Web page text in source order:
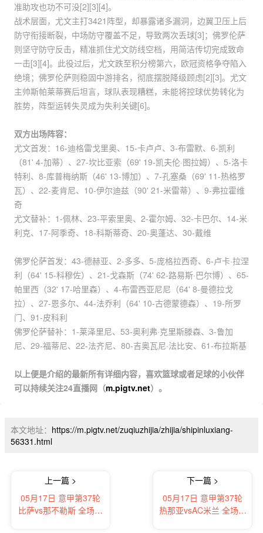
准助攻也功不可没[2][3][4]。
战术层面，尤文主打3421阵型，却暴露诸多漏洞，边翼卫压上后
防守衔接断裂，中场防守覆盖不足，导致两次丢球[3]；佛罗伦萨
则坚守防守反击，精准抓住尤文防线空档，用简洁传切完成致命
一击[3][4]。此役过后，尤文跌至积分榜第六，欧冠资格争夺陷入
绝境；佛罗伦萨则稳固中游排名，彻底摆脱降级顾虑[2][3]。尤文
主帅斯帕莱蒂赛后坦言，球队表现糟糕，未能将控球优势转化为
胜势，阵型运转失灵成为失利关键[6]。
双方出场阵容：
尤文首发：16-迪格雷戈里奥、15-卡卢卢、3-布雷默、6-凯利
（81' 4-加蒂）、27-坎比亚索（69' 19-凯夫伦·图拉姆）、5-洛卡
特利、8-库普梅纳斯（46' 13-博加）、7-孔塞桑（69' 11-热格罗
瓦）、22-麦肯尼、10-伊尔迪兹（90' 21-米雷蒂）、9-弗拉霍维
奇
尤文替补：1-佩林、23-平索里奥、2-霍尔姆、32-卡巴尔、14-米
利克、17-阿季奇、18-科斯蒂奇、20-奥蓬达、30-戴维
佛罗伦萨首发：43-德赫亚、2-多多、5-庞格拉西奇、6-卢卡·拉涅
利（64' 15-科穆佐）、21-戈森斯（74' 62-路易斯·巴尔博）、65-
帕里西（32' 17-哈里森）、4-布雷西亚尼尼（64' 8-曼德拉戈
拉）、27-恩多尔、44-法乔利（64' 10-古德蒙德森）、19-所罗
门、91-皮科利
佛罗伦萨替补：1-莱泽里尼、53-奥利弗·克里斯滕森、3-鲁加
尼、29-福蒂尼、22-法齐尼、80-吉奥瓦尼·法比安、61-布拉斯基
以上便是介绍的最新所有详细内容，喜欢篮球或者足球的小伙伴
可以持续关注24直播网（m.pigtv.net）。
本文地址： https://m.pigtv.net/zuqiuzhijia/zhijia/shipinluxiang-
56331.html
上一篇 >
05月17日 意甲第37轮
比萨vs那不勒斯 全场录
下一篇 >
05月17日 意甲第37轮
热那亚vsAC米兰 全场录